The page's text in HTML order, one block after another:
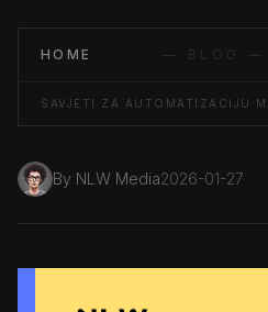
HOME — BLOG —
By NLW Media2026-01-27